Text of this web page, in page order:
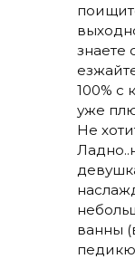
знаете
100% с
уже
Не
ванны